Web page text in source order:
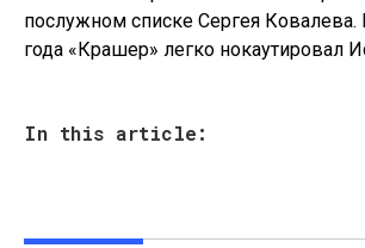
послужном списке Сергея Ковалева.
года «Крашер» легко нокаутировал
In this article: